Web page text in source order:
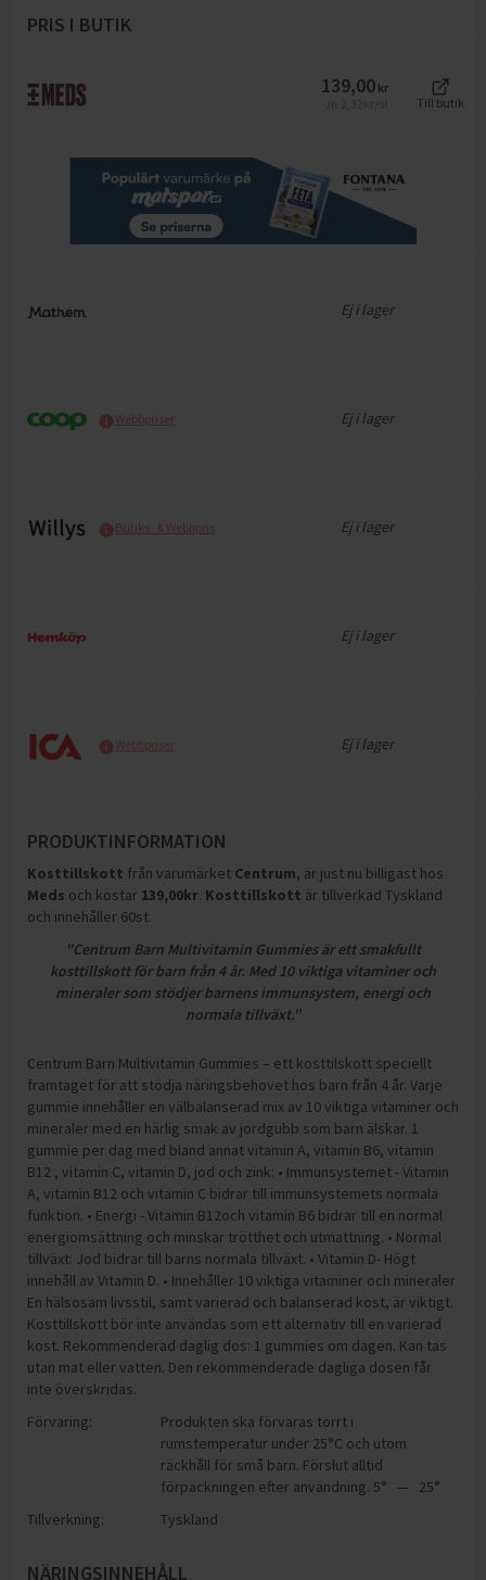
PRIS I BUTIK
139,00 kr
Till butik
Ej i lager
Webbpriser Ej i lager
Butiks- & Webbpris Ej i lager
Ej i lager
Webbpriser Ej i lager
PRODUKTINFORMATION
Kosttillskott från varumärket Centrum, är just nu billigast hos
Meds och kostar 139,00kr. Kosttillskott är tillverkad Tyskland
och innehåller 60st.
"Centrum Barn Multivitamin Gummies är ett smakfullt
kosttillskott för barn från 4 år. Med 10 viktiga vitaminer och
mineraler som stödjer barnens immunsystem, energi och
normala tillväxt."
Centrum Barn Multivitamin Gummies – ett kosttilskott speciellt
framtaget för att stödja näringsbehovet hos barn från 4 år. Varje
gummie innehåller en välbalanserad mix av 10 viktiga vitaminer och
mineraler med en härlig smak av jordgubb som barn älskar. 1
gummie per dag med bland annat vitamin A, vitamin B6, vitamin
B12 , vitamin C, vitamin D, jod och zink: • Immunsystemet - Vitamin
A, vitamin B12 och vitamin C bidrar till immunsystemets normala
funktion. • Energi - Vitamin B12och vitamin B6 bidrar till en normal
energiomsättning och minskar trötthet och utmattning. • Normal
tillväxt: Jod bidrar till barns normala tillväxt. • Vitamin D- Högt
innehåll av Vitamin D. • Innehåller 10 viktiga vitaminer och mineraler
En hälsosam livsstil, samt varierad och balanserad kost, är viktigt.
Kosttillskott bör inte användas som ett alternativ till en varierad
kost. Rekommenderad daglig dos: 1 gummies om dagen. Kan tas
utan mat eller vatten. Den rekommenderade dagliga dosen får
inte överskridas.
Förvaring:
Produkten ska förvaras torrt i
rumstemperatur under 25°C och utom
räckhåll för små barn. Förslut alltid
förpackningen efter användning. 5° — 25°
Tillverkning:
Tyskland
NÄRINGSINNEHÅLL